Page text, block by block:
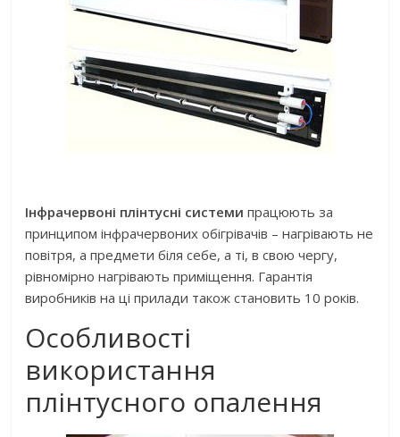
Інфрачервоні плінтусні системи працюють за
принципом інфрачервоних обігрівачів – нагрівають не
повітря, а предмети біля себе, а ті, в свою чергу,
рівномірно нагрівають приміщення. Гарантія
виробників на ці прилади також становить 10 років.
Особливості
використання
плінтусного опалення